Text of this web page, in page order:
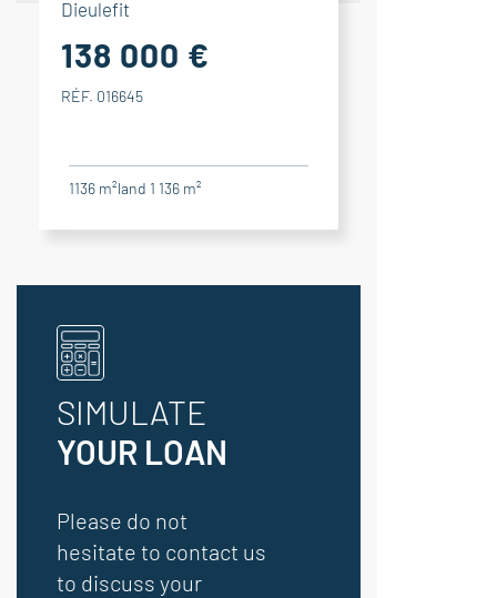
Dieulefit
138 000 €
RÉF. 016645
1136 m²land 1 136 m²
SIMULATE
YOUR LOAN
Please do not
hesitate to contact us
to discuss your